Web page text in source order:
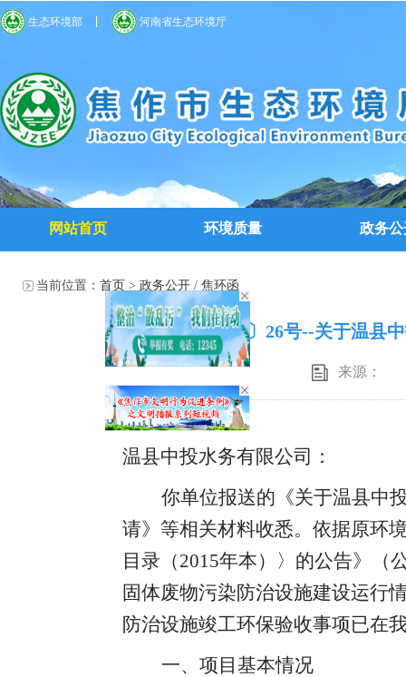
生态环境部 河南省生态环境厅
网站首页 环境质量 政务公
当前位置： 首页 > 政务公开 / 焦环函
焦环函〔2019〕26号--关于温县
来源：
温县中投水务有限公司：
你单位报送的《关于温县中
请》等相关材料收悉。 依据原环
目录（2015年本）〉的公告》（
固体废物污染防治设施建设运行
防治设施竣工环保验收事项已在
一、项目基本情况